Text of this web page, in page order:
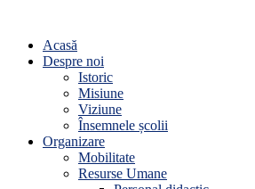
Acasă
Despre noi
Istoric
Misiune
Viziune
Însemnele școlii
Organizare
Mobilitate
Resurse Umane